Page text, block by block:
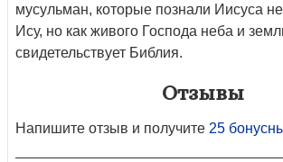
мусульман, которые познали Иисуса
Ису, но как живого Господа неба и
свидетельствует Библия.
Отзывы
Напишите отзыв и получите 25